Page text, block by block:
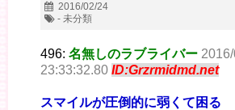
2016/02/24
- 未分類
496: 名無しのラブライバー
23:33:32.80 ID:Grzrmidmd.net
スマイルが圧倒的に弱くて困る